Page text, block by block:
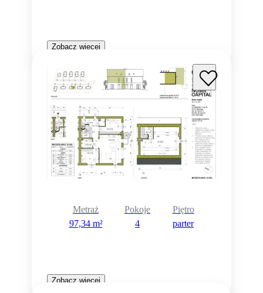
Zobacz więcej
Metraż
97,34 m²
Pokoje
4
Piętro
parter
Zobacz więcej